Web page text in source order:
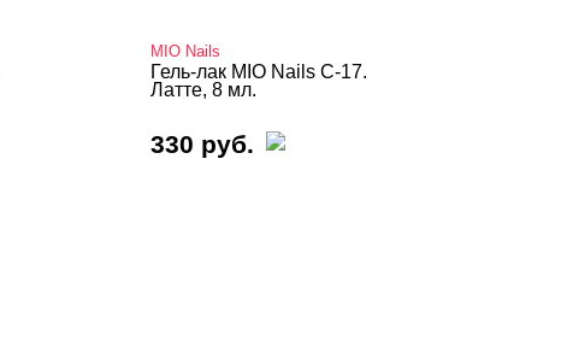
MIO Nails
Гель-лак MIO Nails C-17.
Латте, 8 мл.
330 руб.